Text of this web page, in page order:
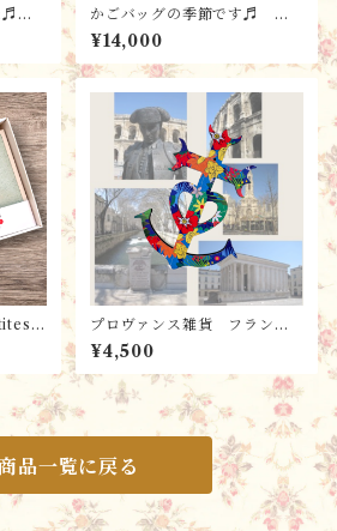
た♬
122
生
かごバッグの季節です♬ フ
ランス直輸入 かごバッグ【S
S-D】 ハンドメイド・パニ
エ・バスケット・ストロー
¥14,000
Anci
ン
ン
プロヴァンス雑貨 フランス
からのお土産 南フラン
ス・木製カマルグの十字架BL
EU / 壁掛け・お守り
¥4,500
品一覧に戻る